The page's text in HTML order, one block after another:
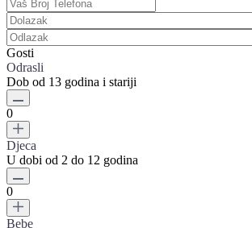
Gosti
Odrasli
Dob od 13 godina i stariji
0
Djeca
U dobi od 2 do 12 godina
0
Bebe